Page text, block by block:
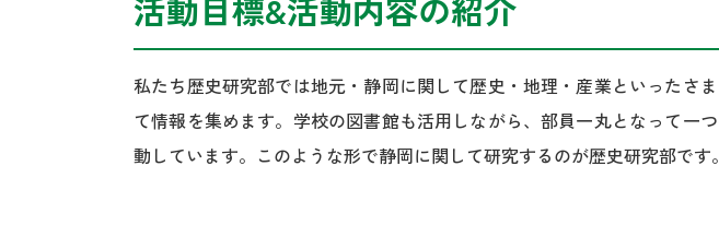
活動目標&活動内容の紹介
私たち歴史研究部では地元・静岡に関して歴史・地理・産業といったさ
て情報を集めます。学校の図書館も活用しながら、部員一丸となって
動しています。このような形で静岡に関して研究するのが歴史研究部です。